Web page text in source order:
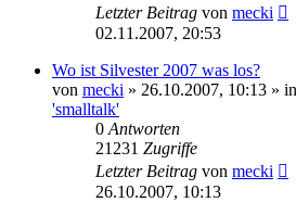
Letzter Beitrag von mecki
02.11.2007, 20:53
Wo ist Silvester 2007 was los?
von mecki » 26.10.2007, 10:13 » in
'smalltalk'
0 Antworten
21231 Zugriffe
Letzter Beitrag von mecki
26.10.2007, 10:13